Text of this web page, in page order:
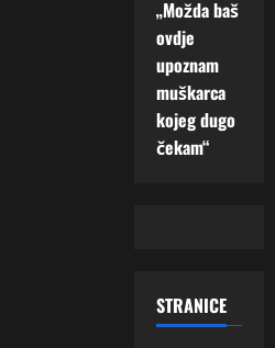
„Možda baš
ovdje
upoznam
muškarca
kojeg dugo
čekam“
STRANICE